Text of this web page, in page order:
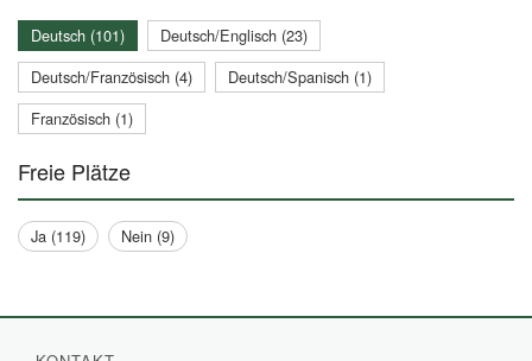
Deutsch (101)
Deutsch/Englisch (23)
Deutsch/Französisch (4)
Deutsch/Spanisch (1)
Französisch (1)
Freie Plätze
Ja (119) Nein (9)